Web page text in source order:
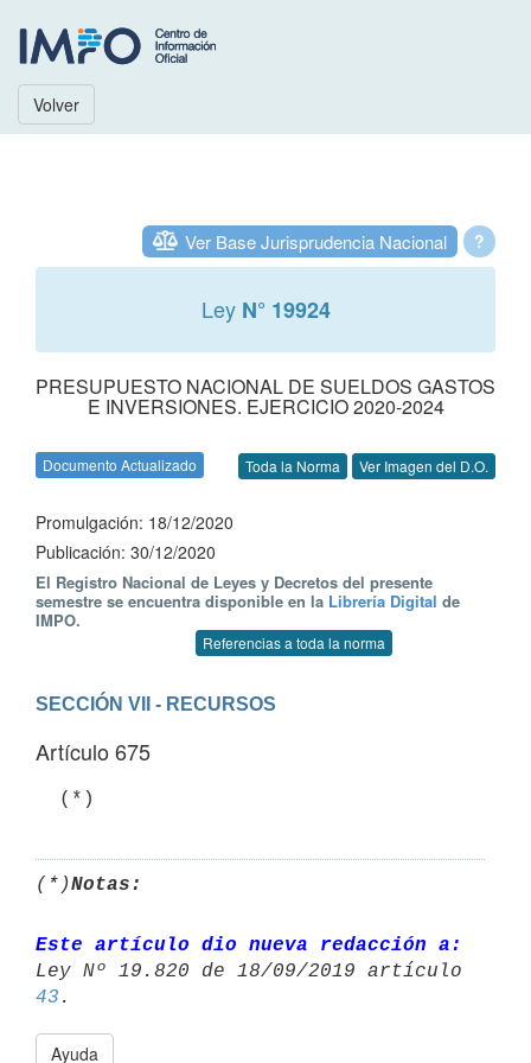
Volver
?
Ver Base Jurisprudencia Nacional
Ley N° 19924
PRESUPUESTO NACIONAL DE SUELDOS GASTOS
E INVERSIONES. EJERCICIO 2020-2024
Documento Actualizado Toda la Norma Ver Imagen del D.O.
Promulgación: 18/12/2020
Publicación: 30/12/2020
El Registro Nacional de Leyes y Decretos del presente
semestre se encuentra disponible en la Librería Digital de
IMPO.
Referencias a toda la norma
SECCIÓN VII - RECURSOS
Artículo 675
  (*)
(*)Notas:
Este artículo dio nueva redacción a:
43
Ayuda